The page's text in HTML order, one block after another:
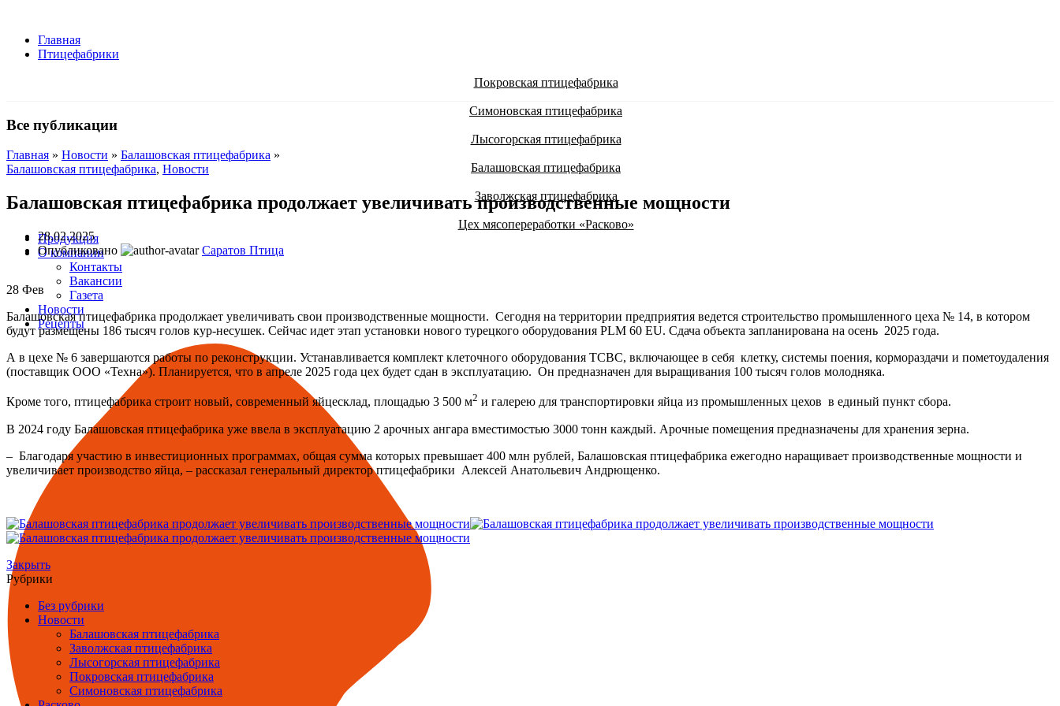
Главная
Птицефабрики
Покровская птицефабрика
Симоновская птицефабрика
Лысогорская птицефабрика
Балашовская птицефабрика
Заволжская птицефабрика
Цех мясопереработки «Расково»
Продукция
О компании
Контакты
Вакансии
Газета
Новости
Рецепты
Все публикации
Главная » Новости » Балашовская птицефабрика »
Балашовская птицефабрика, Новости
Балашовская птицефабрика продолжает увеличивать производственные мощности
28.02.2025
Опубликовано
Саратов Птица
28 Фев
Балашовская птицефабрика продолжает увеличивать свои производственные мощности. Сегодня на территории предприятия ведется строительство промышленного цеха № 14, в котором
будут размещены 186 тысяч голов кур-несушек. Сейчас идет этап установки нового турецкого оборудования PLM 60 EU. Сдача объекта запланирована на осень 2025 года.
А в цехе № 6 завершаются работы по реконструкции. Устанавливается комплект клеточного оборудования ТСВС, включающее в себя клетку, системы поения, кормораздачи и пометоудаления
(поставщик ООО «Техна»). Планируется, что в апреле 2025 года цех будет сдан в эксплуатацию. Он предназначен для выращивания 100 тысяч голов молодняка.
Кроме того, птицефабрика строит новый, современный яйцесклад, площадью 3 500 м2 и галерею для транспортировки яйца из промышленных цехов в единый пункт сбора.
В 2024 году Балашовская птицефабрика уже ввела в эксплуатацию 2 арочных ангара вместимостью 3000 тонн каждый. Арочные помещения предназначены для хранения зерна.
– Благодаря участию в инвестиционных программах, общая сумма которых превышает 400 млн рублей, Балашовская птицефабрика ежегодно наращивает производственные мощности и
увеличивает производство яйца, – рассказал генеральный директор птицефабрики Алексей Анатольевич Андрющенко.
Закрыть
Рубрики
Без рубрики
Новости
Балашовская птицефабрика
Заволжская птицефабрика
Лысогорская птицефабрика
Покровская птицефабрика
Симоновская птицефабрика